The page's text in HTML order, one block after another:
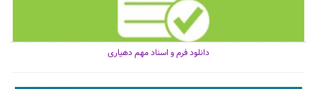
دانلود فرم و اسناد مهم دهیاری